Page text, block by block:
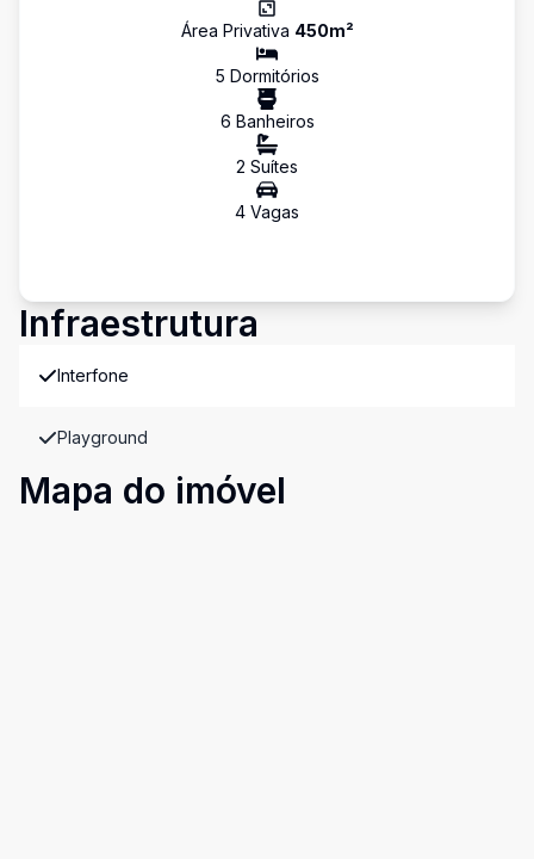
Área Privativa 450m²
5 Dormitórios
6 Banheiros
2 Suítes
4 Vagas
Infraestrutura
Interfone
Playground
Mapa do imóvel